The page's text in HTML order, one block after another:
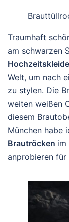
Traumhaft
am schwarzen
Welt, um nach
zu stylen. Die
weiten weißen
diesem
München habe
Brautröcken im
anprobieren für